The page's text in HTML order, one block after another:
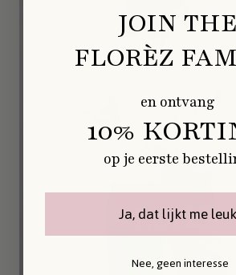
LOOSE
JOIN THE
FLORÈZ
en ontvang
10%
op je eerste
Ja, dat lijkt me
Nee, geen interesse